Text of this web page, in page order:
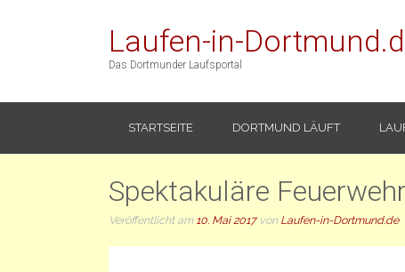
Laufen-in-
Das Dortmunder Laufsportal
STARTSEITE DORTMUND LÄUFT
Spektakuläre
Veröffentlicht am 10. Mai 2017von Laufen-in-Dortmund.de